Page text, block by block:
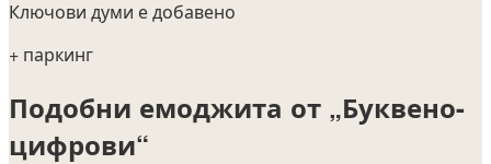
Ключови думи е добавено
+ паркинг
Подобни емоджита от „Буквено-
цифрови“